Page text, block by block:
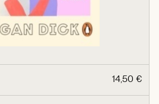
14,50 €